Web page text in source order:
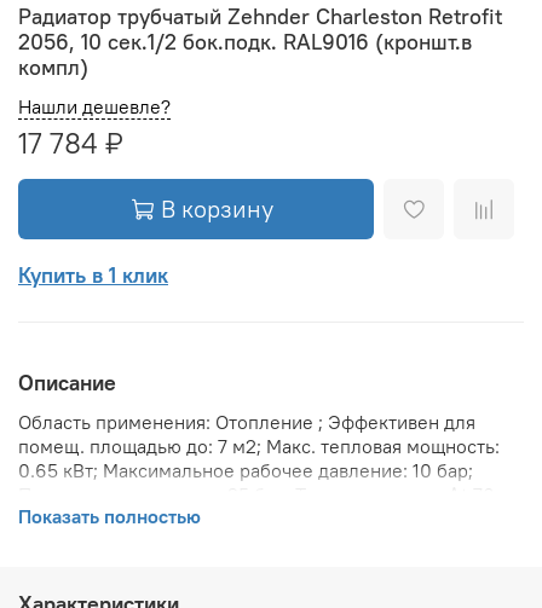
Радиатор трубчатый Zehnder Charleston Retrofit
2056, 10 сек.1/2 бок.подк. RAL9016 (кроншт.в
компл)
Нашли дешевле?
17 784 ₽
В корзину
Купить в 1 клик
Описание
Область применения: Отопление ; Эффективен для
помещ. площадью до: 7 м2; Макс. тепловая мощность:
0.65 кВт; Максимальное рабочее давление: 10 бар;
654 Вт; Теплоотдача при Δt 60: 530 Вт; Теплоотдача при
температура теплоносителя: 110 °С; Межосевое
Показать полностью